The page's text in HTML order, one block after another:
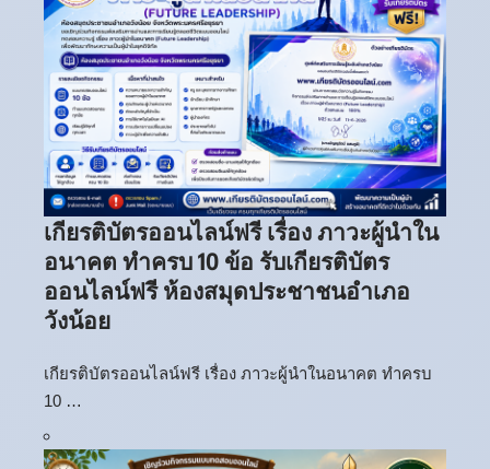
เกียรติบัตรออนไลน์ฟรี เรื่อง ภาวะผู้นำใน
อนาคต ทำครบ 10 ข้อ รับเกียรติบัตร
ออนไลน์ฟรี ห้องสมุดประชาชนอำเภอ
วังน้อย
เกียรติบัตรออนไลน์ฟรี เรื่อง ภาวะผู้นำในอนาคต ทำครบ
10 …